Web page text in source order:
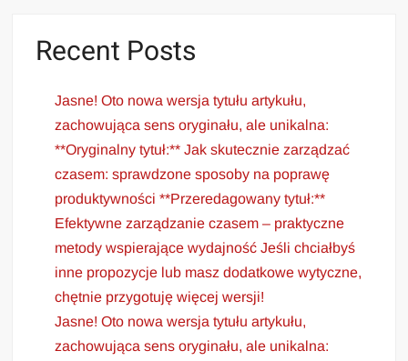
Recent Posts
Jasne! Oto nowa wersja tytułu artykułu,
zachowująca sens oryginału, ale unikalna:
**Oryginalny tytuł:** Jak skutecznie zarządzać
czasem: sprawdzone sposoby na poprawę
produktywności **Przeredagowany tytuł:**
Efektywne zarządzanie czasem – praktyczne
metody wspierające wydajność Jeśli chciałbyś
inne propozycje lub masz dodatkowe wytyczne,
chętnie przygotuję więcej wersji!
Jasne! Oto nowa wersja tytułu artykułu,
zachowująca sens oryginału, ale unikalna: